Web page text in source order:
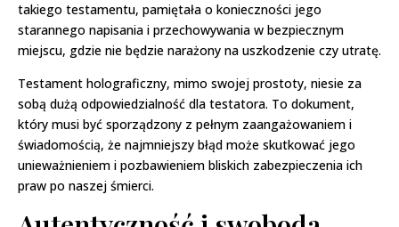
takiego testamentu, pamiętała o konieczności jego
starannego napisania i przechowywania w bezpiecznym
miejscu, gdzie nie będzie narażony na uszkodzenie czy utratę.
Testament holograficzny, mimo swojej prostoty, niesie za
sobą dużą odpowiedzialność dla testatora. To dokument,
który musi być sporządzony z pełnym zaangażowaniem i
świadomością, że najmniejszy błąd może skutkować jego
unieważnieniem i pozbawieniem bliskich zabezpieczenia ich
praw po naszej śmierci.